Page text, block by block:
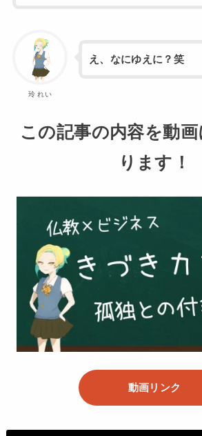
玲 れい
え、なにゆえに？笑
この記事の内容を動
ります！
動画リンク